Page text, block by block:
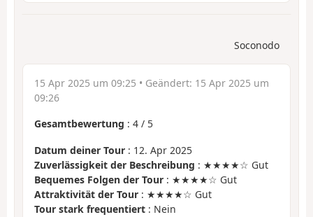
Soconodo
15 Apr 2025 um 09:25 • Geändert: 15 Apr 2025 um
09:26
Gesamtbewertung : 4 / 5
Datum deiner Tour : 12. Apr 2025
Zuverlässigkeit der Beschreibung : ★★★★☆ Gut
Bequemes Folgen der Tour : ★★★★☆ Gut
Attraktivität der Tour : ★★★★☆ Gut
Tour stark frequentiert : Nein